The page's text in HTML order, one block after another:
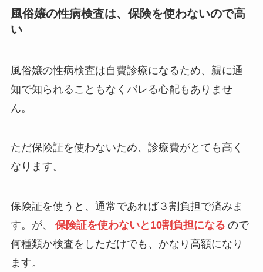
風俗嬢の性病検査は、保険を使わないので高
い
風俗嬢の性病検査は自費診療になるため、親に通
知で知られることもなくバレる心配もありませ
ん。
ただ保険証を使わないため、診療費がとても高く
なります。
保険証を使うと、通常であれば３割負担で済みま
す。が、
保険証を使わないと10割負担になる ので
何種類か検査をしただけでも、かなり高額になり
ます。